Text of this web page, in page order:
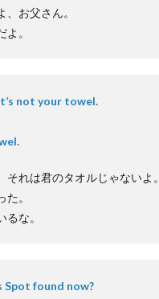
、お父さん。
。
not your towel.
それは君のタオルじゃないよ。
。
るな。
Spot found now?